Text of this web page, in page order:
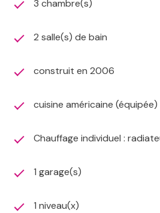
mandat exclusif = 7 agences à
3 chambre(s)
2 salle(s) de bain
construit en 2006
cuisine américaine (équipée)
Chauffage individuel :
1 garage(s)
1 niveau(x)